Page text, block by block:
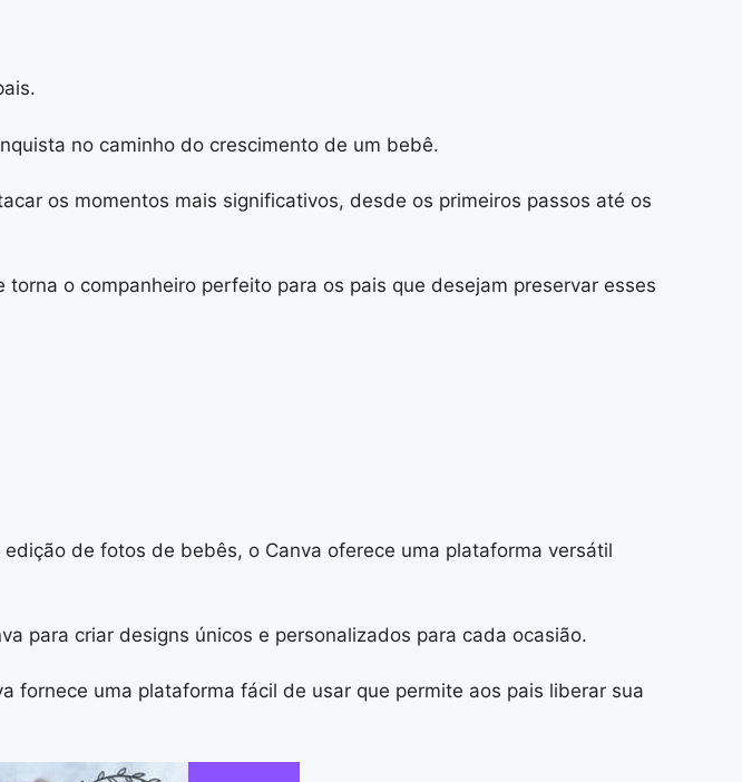
no caminho do crescimento de um bebê.
os momentos mais significativos, desde os primeiros passos até os
o companheiro perfeito para os pais que desejam preservar esses
de fotos de bebês, o Canva oferece uma plataforma versátil
para criar designs únicos e personalizados para cada ocasião.
fornece uma plataforma fácil de usar que permite aos pais liberar sua